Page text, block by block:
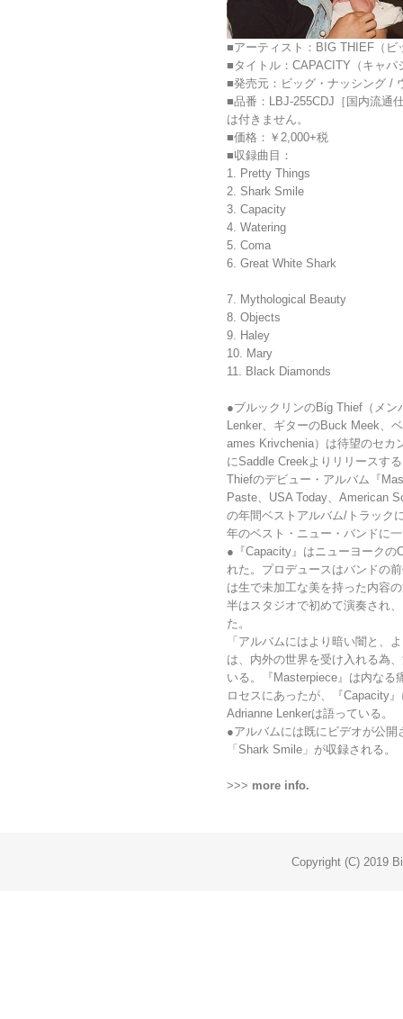
■アーティスト：BIG THIEF（ビ
■タイトル：CAPACITY（キャパ
■発売元：ビッグ・ナッシング /
■品番：LBJ-255CDJ［国内流通
は付きません。
■価格：￥2,000+税
■収録曲目：
1. Pretty Things
2. Shark Smile
3. Capacity
4. Watering
5. Coma
6. Great White Shark
7. Mythological Beauty
8. Objects
9. Haley
10. Mary
11. Black Diamonds
●ブルックリンのBig Thief（メン
Lenker、ギターのBuck Meek、
ames Krivchenia）は待望のセカ
にSaddle Creekよりリリースす
Thiefのデビュー・アルバム『
Paste、USA Today、American
の年間ベストアルバム/トラック
年のベスト・ニュー・バンドに
●『Capacity』はニューヨークの
れた。プロデュースはバンドの
は生で未加工な美を持った内容
半はスタジオで初めて演奏され
た。
「アルバムにはより暗い闇と、
は、内外の世界を受け入れる為
いる。『Masterpiece』は内なる
ロセスにあったが、『Capacity
Adrianne Lenkerは語っている。
●アルバムには既にビデオが公
「Shark Smile」が収録される。
>>> more info.
Copyright (C) 2019